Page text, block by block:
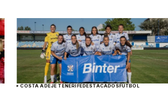
COSTA ADEJE TENERIFEDESTACADOSFÚTBOL